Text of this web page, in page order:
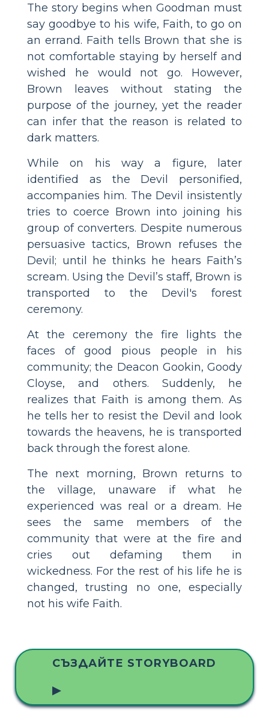
The story begins when Goodman must
say goodbye to his wife, Faith, to go on
an errand. Faith tells Brown that she is
not comfortable staying by herself and
wished he would not go. However,
Brown leaves without stating the
purpose of the journey, yet the reader
can infer that the reason is related to
dark matters.
While on his way a figure, later
identified as the Devil personified,
accompanies him. The Devil insistently
tries to coerce Brown into joining his
group of converters. Despite numerous
persuasive tactics, Brown refuses the
Devil; until he thinks he hears Faith’s
scream. Using the Devil’s staff, Brown is
transported to the Devil's forest
ceremony.
At the ceremony the fire lights the
faces of good pious people in his
community; the Deacon Gookin, Goody
Cloyse, and others. Suddenly, he
realizes that Faith is among them. As
he tells her to resist the Devil and look
towards the heavens, he is transported
back through the forest alone.
The next morning, Brown returns to
the village, unaware if what he
experienced was real or a dream. He
sees the same members of the
community that were at the fire and
cries out defaming them in
wickedness. For the rest of his life he is
changed, trusting no one, especially
not his wife Faith.
СЪЗДАЙТЕ STORYBOARD
▶